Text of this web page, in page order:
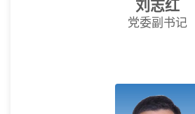
刘志红
党委副书记